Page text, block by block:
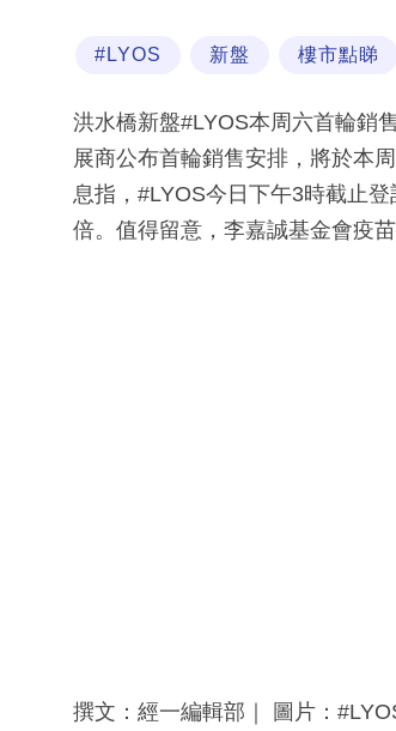
#LYOS 新盤 樓市點睇
洪水橋新盤#LYOS本周六首輪銷
展商公布首輪銷售安排，將於本
息指，#LYOS今日下午3時截止
倍。值得留意，李嘉誠基金會疫
撰文：經一編輯部｜ 圖片：